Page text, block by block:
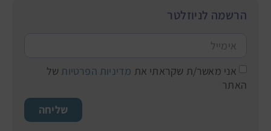
הרשמה לניוזלטר
אני מאשר/ת שקראתי את מדיניות הפרטיות של
האתר
שליחה